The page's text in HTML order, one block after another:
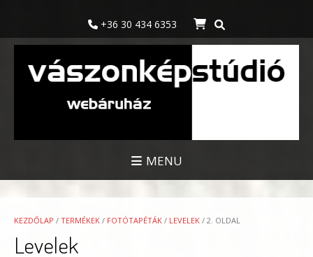
content
+36 30 434 6353
MENU
KEZDŐLAP / TERMÉKEK / FOTÓTAPÉTÁK / LEVELEK / 2. OLDAL
Levelek